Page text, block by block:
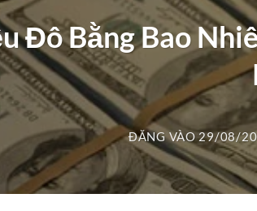
Đô Bằng Bao
ĐĂNG VÀO29/08/